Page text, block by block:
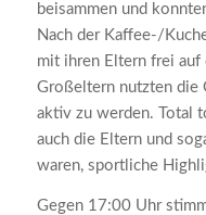
beisammen und
Nach der Kaffee-/
mit ihren Eltern frei auf
Großeltern nutzten die
aktiv zu werden. Total
auch die Eltern und
waren, sportliche
Gegen 17:00 Uhr